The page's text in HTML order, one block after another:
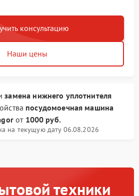
консультацию
Наши цены
замена нижнего уплотнителя
посудомоечная машина
от 1000 руб.
на текущую дату 06.08.2026
техники